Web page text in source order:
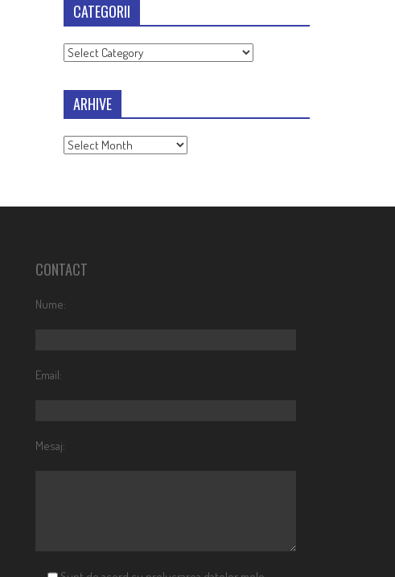
CATEGORII
Categorii
ARHIVE
Arhive
CONTACT
Nume:
Email:
Mesaj: